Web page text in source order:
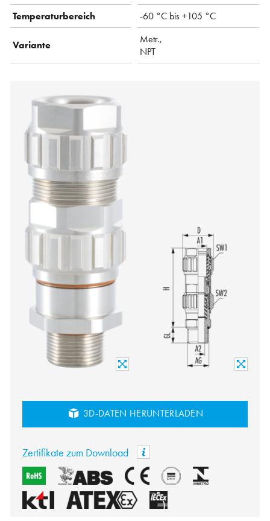
Temperaturbereich
-60 °C bis +105 °C
Variante
Metr.,
NPT
3D-DATEN HERUNTERLADEN
Zertifikate zum Download